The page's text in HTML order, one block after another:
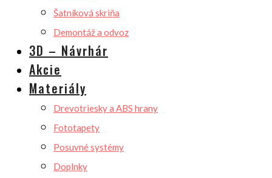
Šatníková skriňa
Demontáž a odvoz
3D – Návrhár
Akcie
Materiály
Drevotriesky a ABS hrany
Fototapety
Posuvné systémy
Doplnky